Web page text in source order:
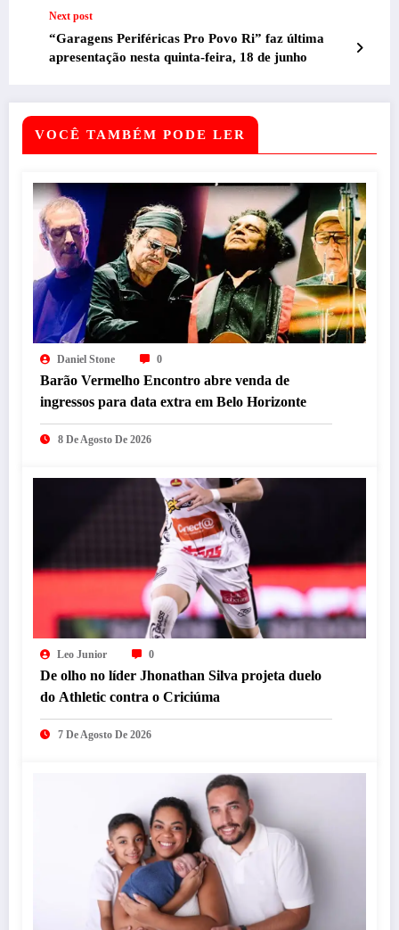
Next post
“Garagens Periféricas Pro Povo Ri” faz última
apresentação nesta quinta-feira, 18 de junho
VOCÊ TAMBÉM PODE LER
Daniel Stone 0
Barão Vermelho Encontro abre venda de
ingressos para data extra em Belo Horizonte
8 De Agosto De 2026
Leo Junior 0
De olho no líder Jhonathan Silva projeta duelo
do Athletic contra o Criciúma
7 De Agosto De 2026